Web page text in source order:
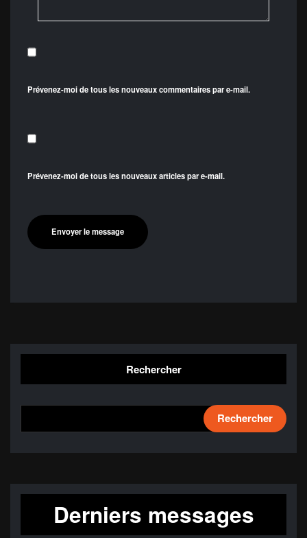
Prévenez-moi de tous les nouveaux commentaires par e-mail.
Prévenez-moi de tous les nouveaux articles par e-mail.
Rechercher
Rechercher
Derniers messages